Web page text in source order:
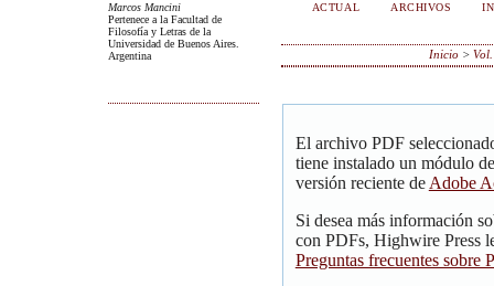
Marcos Mancini
Pertenece a la Facultad de
Filosofía y Letras de la
Universidad de Buenos Aires.
Argentina
ACTUAL
ARCHIVOS
Inicio>
El archivo PDF
tiene instalado un módulo
versión reciente de Adobe
Si desea más información
con PDFs, Highwire Press
Preguntas frecuentes sobre